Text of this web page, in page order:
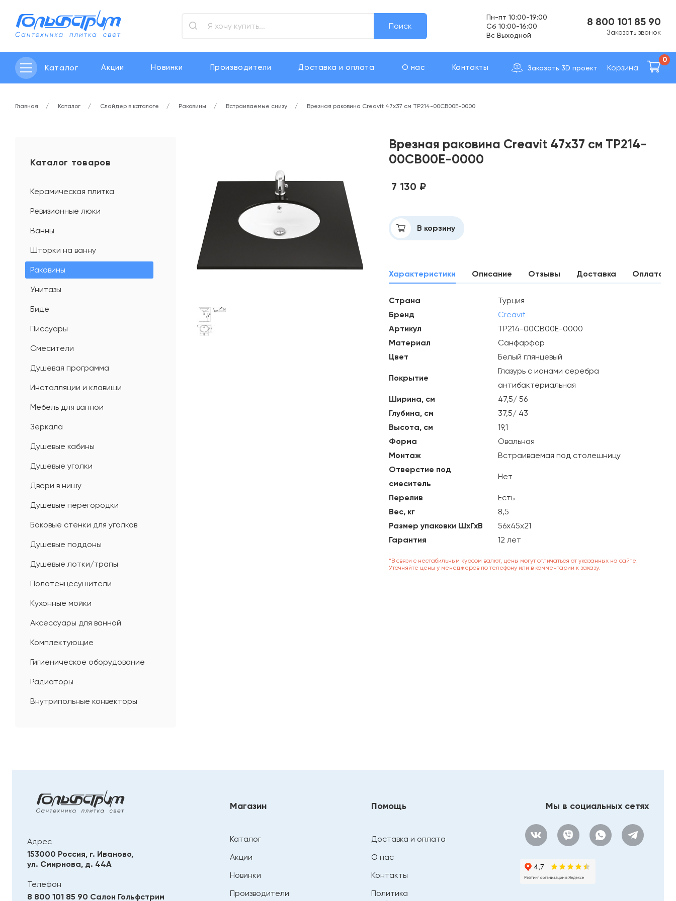
Поиск
Пн-пт 10:00-19:00
Cб 10:00-16:00
Вс Выходной
8 800 101 85 90
Заказать звонок
Каталог Акции Новинки Производители Доставка и оплата О нас Контакты Заказать 3D проект Корзина
0
Главная Каталог Слайдер в каталоге Раковины Встраиваемые снизу Врезная раковина Creavit 47х37 см TP214-00CB00E-0000
Каталог товаров
Керамическая плитка
Ревизионные люки
Ванны
Шторки на ванну
Раковины
Унитазы
Биде
Писсуары
Смесители
Душевая программа
Инсталляции и клавиши
Мебель для ванной
Зеркала
Душевые кабины
Душевые уголки
Двери в нишу
Душевые перегородки
Боковые стенки для уголков
Душевые поддоны
Душевые лотки/трапы
Полотенцесушители
Кухонные мойки
Аксессуары для ванной
Комплектующие
Гигиеническое оборудование
Радиаторы
Внутрипольные конвекторы
Врезная раковина Creavit 47х37 см TP214-
00CB00E-0000
7 130 ₽
Добавлено В корзину
Характеристики Описание Отзывы Доставка Оплата
Страна
Турция
Бренд
Creavit
Артикул
TP214-00CB00E-0000
Материал
Санфарфор
Цвет
Белый глянцевый
Покрытие
Глазурь с ионами серебра
антибактериальная
Ширина, см
47,5/ 56
Глубина, см
37,5/ 43
Высота, см
19,1
Форма
Овальная
Монтаж
Встраиваемая под столешницу
Отверстие под
смеситель
Нет
Перелив
Есть
Вес, кг
8,5
Размер упаковки ШхГхВ
56х45х21
Гарантия
12 лет
*В связи с нестабильным курсом валют, цены могут отличаться от указанных на сайте.
Уточняйте цены у менеджеров по телефону или в комментарии к заказу.
Адрес
153000 Россия, г. Иваново,
ул. Смирнова, д. 44А
Телефон
8 800 101 85 90 Салон Гольфстрим
Магазин
Каталог
Акции
Новинки
Производители
Помощь
Доставка и оплата
О нас
Контакты
Политика
Мы в социальных сетях